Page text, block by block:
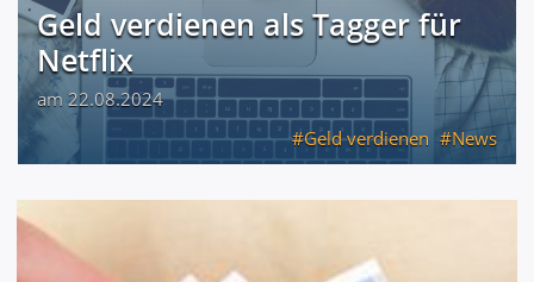
Geld verdienen als Tagger für
Netflix
am 22.08.2024
Geld verdienen
News